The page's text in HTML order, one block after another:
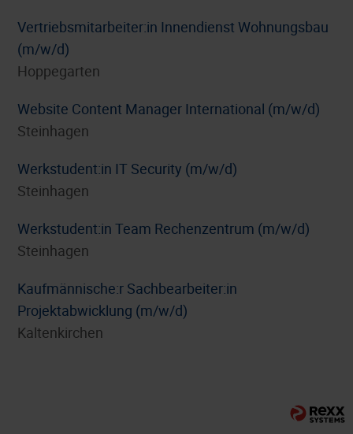
Vertriebsmitarbeiter:in Innendienst Wohnungsbau
(m/w/d)
Hoppegarten
Website Content Manager International (m/w/d)
Steinhagen
Werkstudent:in IT Security (m/w/d)
Steinhagen
Werkstudent:in Team Rechenzentrum (m/w/d)
Steinhagen
⁠Kaufmännische:r Sachbearbeiter:in
Projektabwicklung (m/w/d)
Kaltenkirchen